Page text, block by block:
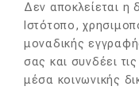
Δεν αποκλείεται η
Ιστότοπο,
μοναδικής
σας και συνδέει
μέσα κοινωνικής